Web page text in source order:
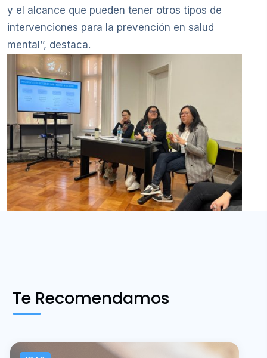
y el alcance que pueden tener otros tipos de
intervenciones para la prevención en salud
mental’’, destaca.
Te Recomendamos